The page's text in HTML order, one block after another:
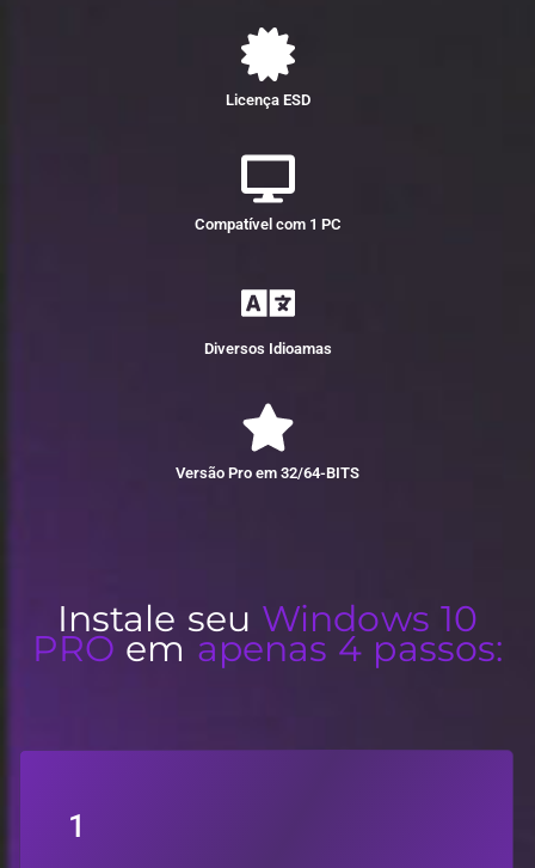
Licença ESD
Compatível com 1 PC
Diversos Idioamas
Versão Pro em 32/64-BITS
Instale seu Windows 10
PRO em apenas 4 passos:
1